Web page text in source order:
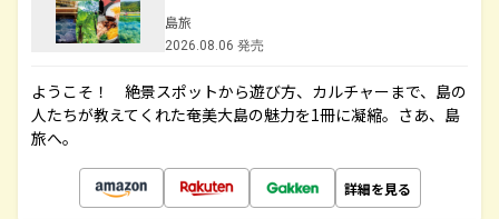
島旅
2026.08.06 発売
ようこそ！ 絶景スポットから遊び方、カルチャーまで、島の
人たちが教えてくれた奄美大島の魅力を1冊に凝縮。さあ、島
旅へ。
詳細を見る